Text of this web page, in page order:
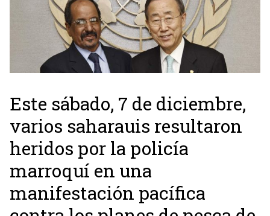
Este sábado, 7 de diciembre,
varios saharauis resultaron
heridos por la policía
marroquí en una
manifestación pacífica